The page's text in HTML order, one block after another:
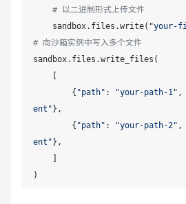
# 以二进制形式上传文件
    sandbox.files.write(
"your-
# 向沙箱实例中写入多个文件
sandbox.files.write_files(
        {
"path" : "your-path-1" ,
ent"},
        {
"path" : "your-path-2" ,
ent"},
)